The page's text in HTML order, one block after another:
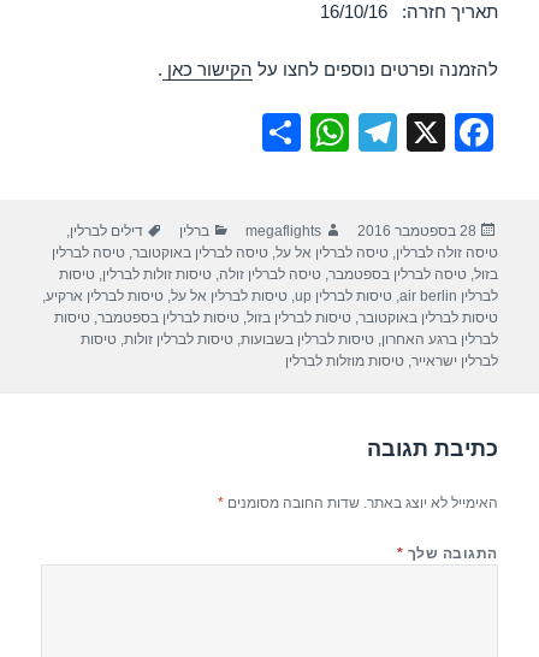
תאריך חזרה: 16/10/16
להזמנה ופרטים נוספים לחצו על הקישור כאן .
F
e
b
o
o
X
T
gr
a
m
W
s
A
p
p
e
פורסם
בתאריך
28 בספטמבר 2016 מחבר
megaflights קטגוריות
ברלין תגיות
דילים לברלין,
טיסה זולה לברלין,טיסה לברלין אל על,טיסה לברלין באוקטובר,טיסה לברלין
בזול,טיסה לברלין בספטמבר,טיסה לברלין זולה,טיסות זולות לברלין,טיסות
לברלין air berlin
,טיסות לברלין up ,טיסות לברלין אל על,טיסות לברלין ארקיע,
טיסות לברלין באוקטובר,טיסות לברלין בזול,טיסות לברלין בספטמבר,טיסות
לברלין ברגע האחרון,טיסות לברלין בשבועות,טיסות לברלין זולות,טיסות
לברלין ישראייר,טיסות מוזלות לברלין
כתיבת תגובה
האימייל לא יוצג באתר. שדות החובה מסומנים*
התגובה שלך *